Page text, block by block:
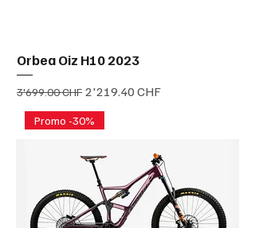
Orbea Oiz H10 2023
Prix original
3'699.00 CHF Prix promotionnel
2'219.40 CHF
Promo -30%